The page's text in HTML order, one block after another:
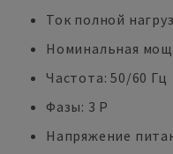
Ток полной
Номинальная
Частота: 50/60 Гц
Фазы: 3 P
Напряжение